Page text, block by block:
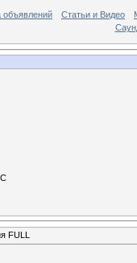
объявлений Статьи и Видео
FULL